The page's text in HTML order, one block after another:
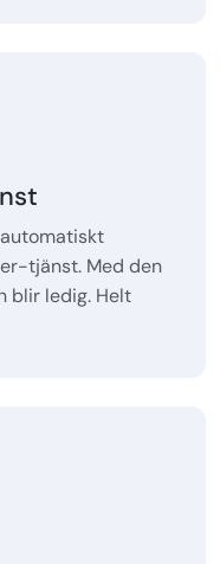
tjänst. Med den
blir ledig. Helt